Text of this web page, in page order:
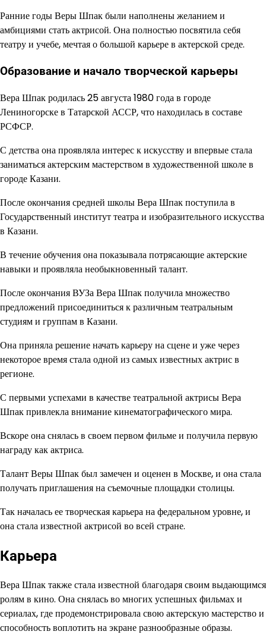
Ранние годы Веры Шпак были наполнены желанием и
амбициями стать актрисой. Она полностью посвятила себя
театру и учебе, мечтая о большой карьере в актерской среде.
Образование и начало творческой карьеры
Вера Шпак родилась 25 августа 1980 года в городе
Лениногорске в Татарской АССР, что находилась в составе
РСФСР.
С детства она проявляла интерес к искусству и впервые стала
заниматься актерским мастерством в художественной школе в
городе Казани.
После окончания средней школы Вера Шпак поступила в
Государственный институт театра и изобразительного искусства
в Казани.
В течение обучения она показывала потрясающие актерские
навыки и проявляла необыкновенный талант.
После окончания ВУЗа Вера Шпак получила множество
предложений присоединиться к различным театральным
студиям и группам в Казани.
Она приняла решение начать карьеру на сцене и уже через
некоторое время стала одной из самых известных актрис в
регионе.
С первыми успехами в качестве театральной актрисы Вера
Шпак привлекла внимание кинематографического мира.
Вскоре она снялась в своем первом фильме и получила первую
награду как актриса.
Талант Веры Шпак был замечен и оценен в Москве, и она стала
получать приглашения на съемочные площадки столицы.
Так началась ее творческая карьера на федеральном уровне, и
она стала известной актрисой во всей стране.
Карьера
Вера Шпак также стала известной благодаря своим выдающимся
ролям в кино. Она снялась во многих успешных фильмах и
сериалах, где продемонстрировала свою актерскую мастерство и
способность воплотить на экране разнообразные образы.